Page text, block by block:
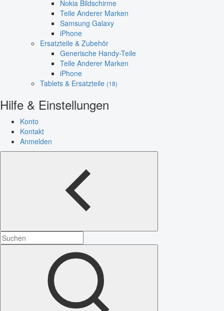
Nokia Bildschirme
Teile Anderer Marken
Samsung Galaxy
iPhone
Ersatzteile & Zubehör
Generische Handy-Teile
Teile Anderer Marken
iPhone
Tablets & Ersatzteile (18)
Hilfe & Einstellungen
Konto
Kontakt
Anmelden